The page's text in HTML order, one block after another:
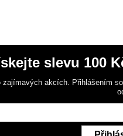
slevu 100
akcích. Přihlášením